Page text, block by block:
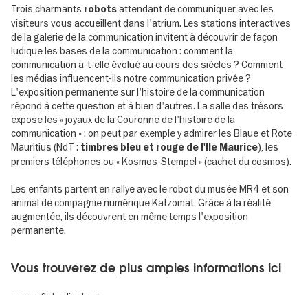
Trois charmants robotsattendant de communiquer avec les
visiteurs vous accueillent dans l'atrium. Les stations interactives
de la galerie de la communication invitent à découvrir de façon
ludique les bases de la communication : comment la
communication a-t-elle évolué au cours des siècles ? Comment
les médias influencent-ils notre communication privée ?
L'exposition permanente sur l'histoire de la communication
répond à cette question et à bien d'autres. La salle des trésors
expose les « joyaux de la Couronne de l'histoire de la
communication » : on peut par exemple y admirer les Blaue et Rote
Mauritius (NdT : timbres bleu et rouge de l'Ile Maurice), les
premiers téléphones ou « Kosmos-Stempel » (cachet du cosmos).
Les enfants partent en rallye avec le robot du musée MR4 et son
animal de compagnie numérique Katzomat. Grâce à la réalité
augmentée, ils découvrent en même temps l'exposition
permanente.
Vous trouverez de plus amples informations ici